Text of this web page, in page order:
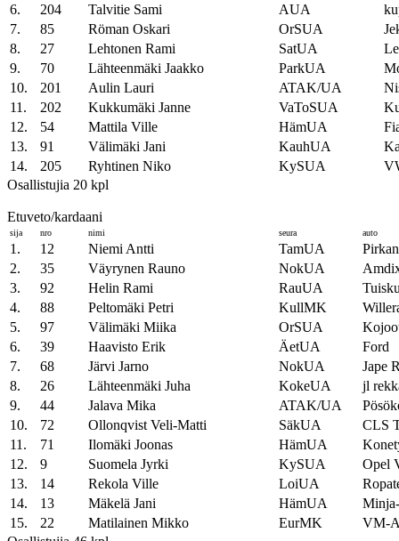
6.
204 Talvitie Sami AUA
7.
85 Röman Oskari OrSUA
8.
27 Lehtonen Rami SatUA
9.
70 Lähteenmäki Jaakko ParkUA
10.
201 Aulin Lauri ATAK/UA
11.
202 Kukkumäki Janne VaToSUA
12.
54 Mattila Ville HämUA
13.
91 Välimäki Jani KauhUA
14.
205 Ryhtinen Niko KySUA
Osallistujia 20 kpl
Etuveto/kardaani
sija nro nimi seura auto
1. 12 Niemi Antti TamUA
2.
35 Väyrynen Rauno NokUA
3.
92 Helin Rami RauUA
4.
88 Peltomäki Petri KullMK
5.
97 Välimäki Miika OrSUA
6.
39 Haavisto Erik ÄetUA
Ford
7.
68 Järvi Jarno NokUA
Jape
8.
26 Lähteenmäki Juha KokeUA
jl
9.
44 Jalava Mika ATAK/UA
10.
72 Ollonqvist Veli-Matti SäkUA
CLS
11.
71 Ilomäki Joonas HämUA
12.
9 Suomela Jyrki KySUA
Opel
13.
14 Rekola Ville LoiUA
14.
13 Mäkelä Jani HämUA
15.
22 Matilainen Mikko EurMK
VM-